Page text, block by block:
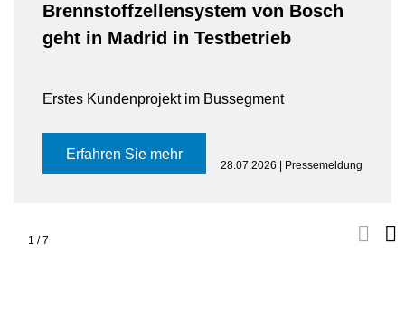
Brennstoffzellensystem von Bosch
geht in Madrid in Testbetrieb
Erstes Kundenprojekt im Bussegment
Erfahren Sie mehr
28.07.2026 | Pressemeldung
1 /7